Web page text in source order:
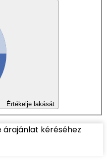
Értékelje lakását
árajánlat kéréséhez